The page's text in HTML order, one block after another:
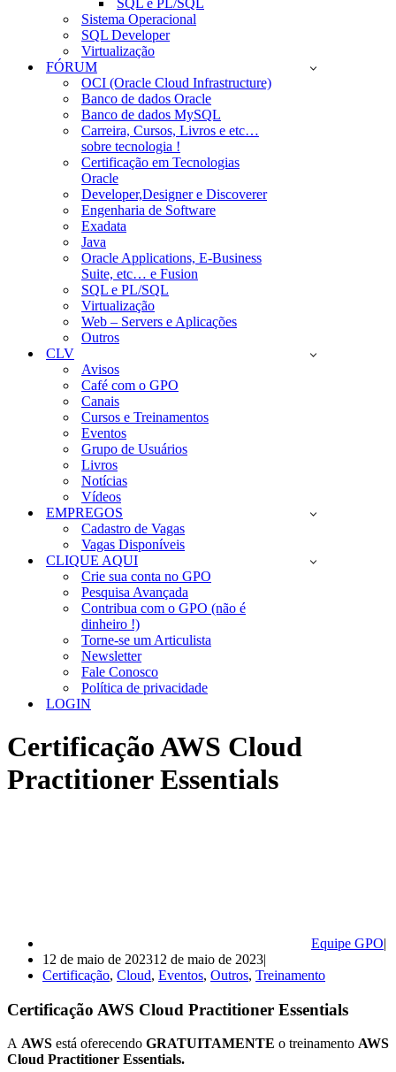
SQL e PL/SQL
Sistema Operacional
SQL Developer
Virtualização
FÓRUM
OCI (Oracle Cloud Infrastructure)
Banco de dados Oracle
Banco de dados MySQL
Carreira, Cursos, Livros e etc…
sobre tecnologia !
Certificação em Tecnologias
Oracle
Developer,Designer e Discoverer
Engenharia de Software
Exadata
Java
Oracle Applications, E-Business
Suite, etc… e Fusion
SQL e PL/SQL
Virtualização
Web – Servers e Aplicações
Outros
CLV
Avisos
Café com o GPO
Canais
Cursos e Treinamentos
Eventos
Grupo de Usuários
Livros
Notícias
Vídeos
EMPREGOS
Cadastro de Vagas
Vagas Disponíveis
CLIQUE AQUI
Crie sua conta no GPO
Pesquisa Avançada
Contribua com o GPO (não é
dinheiro !)
Torne-se um Articulista
Newsletter
Fale Conosco
Política de privacidade
LOGIN
Certificação AWS Cloud
Practitioner Essentials
Equipe GPO
12 de maio de 202312 de maio de 2023
Certificação, Cloud, Eventos, Outros, Treinamento
Certificação AWS Cloud Practitioner Essentials
A AWS está oferecendo GRATUITAMENTE o treinamento AWS
Cloud Practitioner Essentials.